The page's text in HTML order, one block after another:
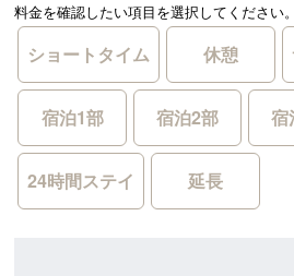
料金を確認したい項目を選択してください。
ショートタイム 休憩
宿泊1部 宿泊2部 宿
24時間ステイ 延長